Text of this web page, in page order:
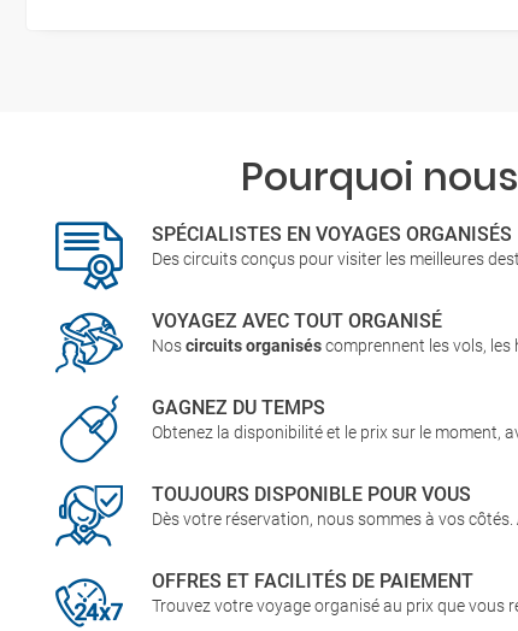
Pourquoi
SPÉCIALISTES EN VOYAGES ORGANISÉS
Des circuits conçus pour visiter les meilleures
VOYAGEZ AVEC TOUT ORGANISÉ
Noscircuits organiséscomprennent les vols, les
GAGNEZ DU TEMPS
Obtenez la disponibilité et le prix sur le moment,
TOUJOURS DISPONIBLE POUR VOUS
Dès votre réservation, nous sommes à vos côtés.
OFFRES ET FACILITÉS DE PAIEMENT
Trouvez votre voyage organisé au prix que vous